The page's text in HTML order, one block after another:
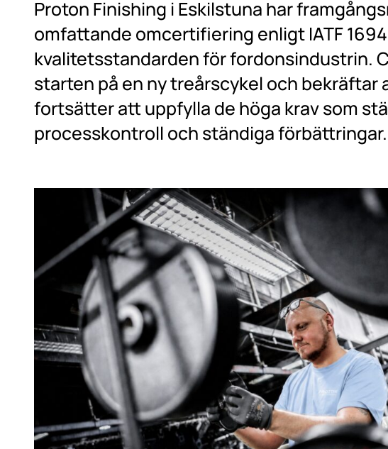
Proton Finishing i Eskilstuna har
omfattande omcertifiering enligt IATF
kvalitetsstandarden för fordonsindustrin.
starten på en ny treårscykel och bekräftar
fortsätter att uppfylla de höga krav som
processkontroll och ständiga förbättringar.